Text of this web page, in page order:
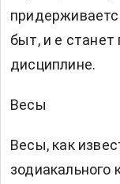
быт, и е станет
дисциплине.
Весы
Весы, как
зодиакального